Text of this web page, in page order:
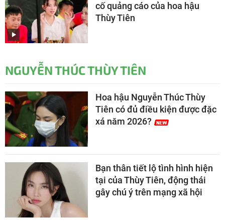
cố quảng cáo của hoa hậu
Thùy Tiên
NGUYỄN THÚC THÙY TIÊN
Hoa hậu Nguyễn Thúc Thùy
Tiên có đủ điều kiện được đặc
xá năm 2026?
Bạn thân tiết lộ tình hình hiện
tại của Thùy Tiên, động thái
gây chú ý trên mạng xã hội